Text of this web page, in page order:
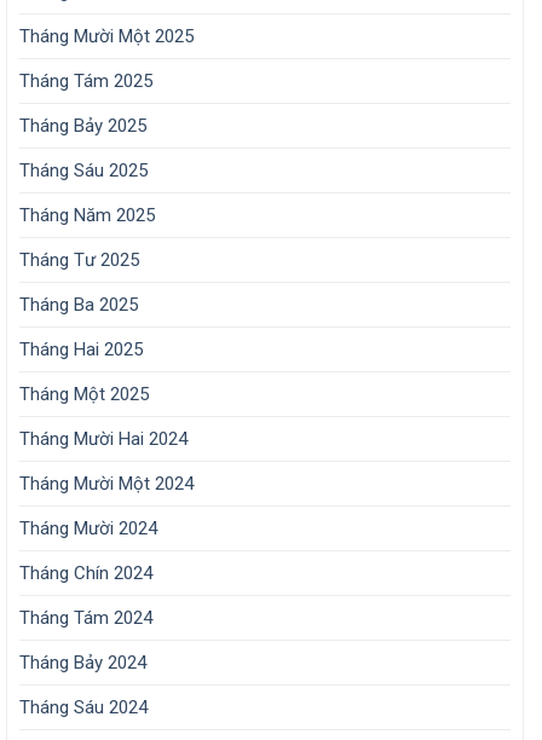
Tháng Mười Một 2025
Tháng Tám 2025
Tháng Bảy 2025
Tháng Sáu 2025
Tháng Năm 2025
Tháng Tư 2025
Tháng Ba 2025
Tháng Hai 2025
Tháng Một 2025
Tháng Mười Hai 2024
Tháng Mười Một 2024
Tháng Mười 2024
Tháng Chín 2024
Tháng Tám 2024
Tháng Bảy 2024
Tháng Sáu 2024